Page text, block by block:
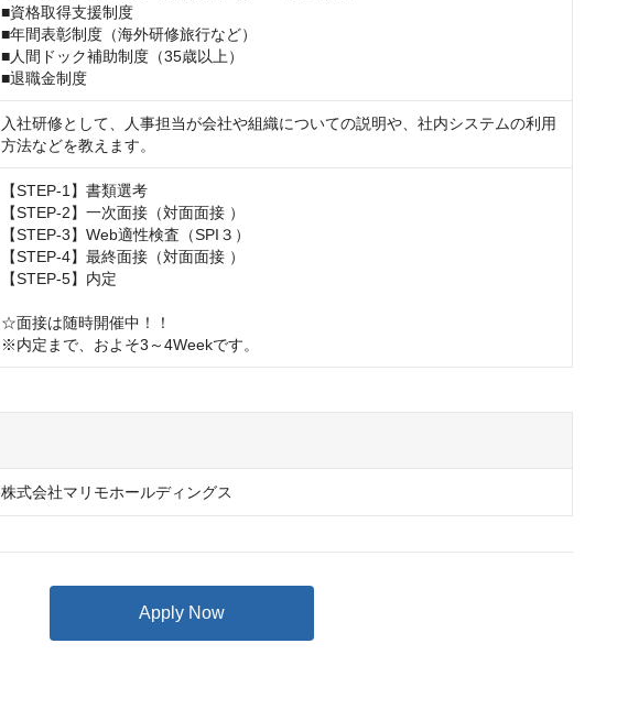
■資格取得支援制度
■年間表彰制度（海外研修旅行など）
■人間ドック補助制度（35歳以上）
■退職金制度
入社研修として、人事担当が会社や組織についての説明や、社内システムの利用
方法などを教えます。
【STEP-1】書類選考
【STEP-2】一次面接（対面面接 ）
【STEP-3】Web適性検査（SPI３）
【STEP-4】最終面接（対面面接 ）
【STEP-5】内定
☆面接は随時開催中！！
※内定まで、およそ3～4Weekです。
株式会社マリモホールディングス
Apply Now